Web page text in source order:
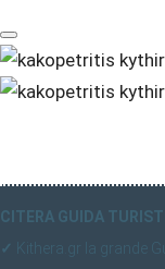
CITERA GUIDA
✓
Kithera.gr la grande